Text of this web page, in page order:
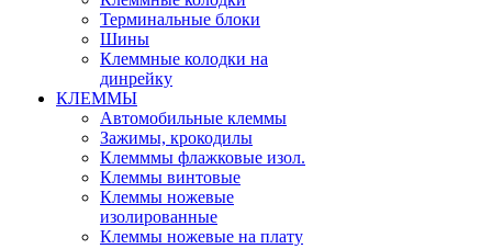
Терминальные блоки
Шины
Клеммные колодки на
динрейку
КЛЕММЫ
Автомобильные клеммы
Зажимы, крокодилы
Клемммы флажковые изол.
Клеммы винтовые
Клеммы ножевые
изолированные
Клеммы ножевые на плату